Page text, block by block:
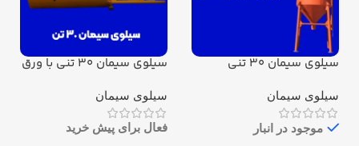
سیلوی سیمان 30 تنی
سیلوی سیمان
موجود در انبار
سیلوی سیمان 30 تنی با ورق
سیلوی سیمان
فعال برای پیش خرید